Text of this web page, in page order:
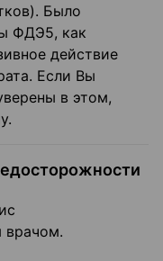
Было
ФДЭ5, как
действие
Если Вы
в этом,
врачом.